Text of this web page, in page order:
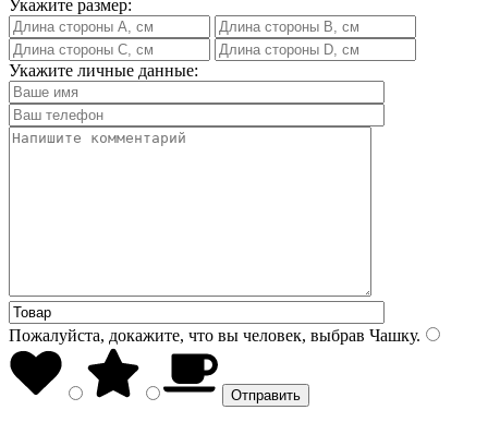
Укажите размер:
Укажите личные данные:
Пожалуйста, докажите, что вы человек, выбрав Чашку.